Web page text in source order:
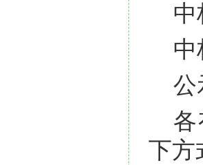
中
公
下方